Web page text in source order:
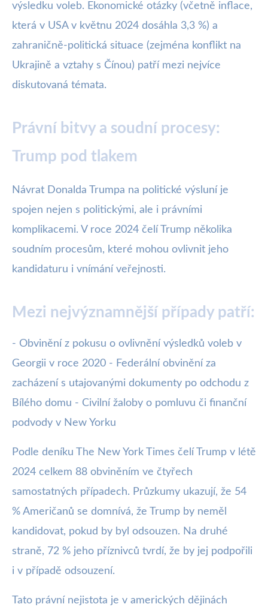
výsledku voleb. Ekonomické otázky (včetně inflace,
která v USA v květnu 2024 dosáhla 3,3 %) a
zahraničně-politická situace (zejména konflikt na
Ukrajině a vztahy s Čínou) patří mezi nejvíce
diskutovaná témata.
Právní bitvy a soudní procesy:
Trump pod tlakem
Návrat Donalda Trumpa na politické výsluní je
spojen nejen s politickými, ale i právními
komplikacemi. V roce 2024 čelí Trump několika
soudním procesům, které mohou ovlivnit jeho
kandidaturu i vnímání veřejnosti.
Mezi nejvýznamnější případy patří:
- Obvinění z pokusu o ovlivnění výsledků voleb v
Georgii v roce 2020 - Federální obvinění za
zacházení s utajovanými dokumenty po odchodu z
Bílého domu - Civilní žaloby o pomluvu či finanční
podvody v New Yorku
Podle deníku The New York Times čelí Trump v létě
2024 celkem 88 obviněním ve čtyřech
samostatných případech. Průzkumy ukazují, že 54
% Američanů se domnívá, že Trump by neměl
kandidovat, pokud by byl odsouzen. Na druhé
straně, 72 % jeho příznivců tvrdí, že by jej podpořili
i v případě odsouzení.
Tato právní nejistota je v amerických dějinách